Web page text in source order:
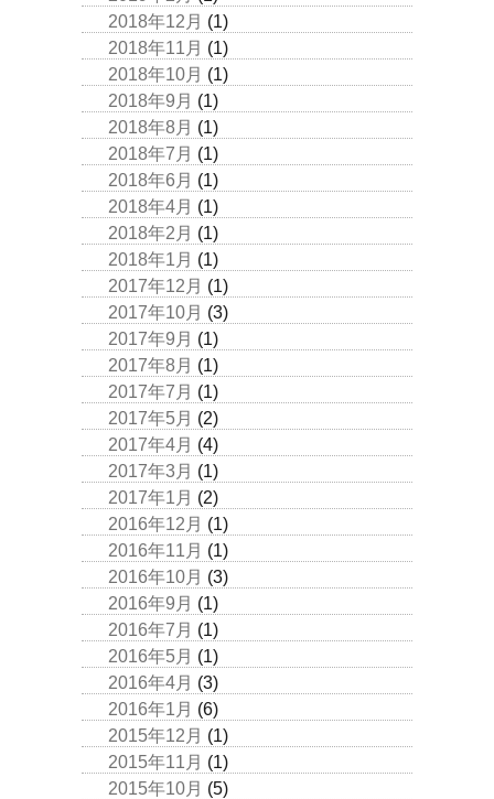
2018年12月 (1)
2018年11月 (1)
2018年10月 (1)
2018年9月 (1)
2018年8月 (1)
2018年7月 (1)
2018年6月 (1)
2018年4月 (1)
2018年2月 (1)
2018年1月 (1)
2017年12月 (1)
2017年10月 (3)
2017年9月 (1)
2017年8月 (1)
2017年7月 (1)
2017年5月 (2)
2017年4月 (4)
2017年3月 (1)
2017年1月 (2)
2016年12月 (1)
2016年11月 (1)
2016年10月 (3)
2016年9月 (1)
2016年7月 (1)
2016年5月 (1)
2016年4月 (3)
2016年1月 (6)
2015年12月 (1)
2015年11月 (1)
2015年10月 (5)